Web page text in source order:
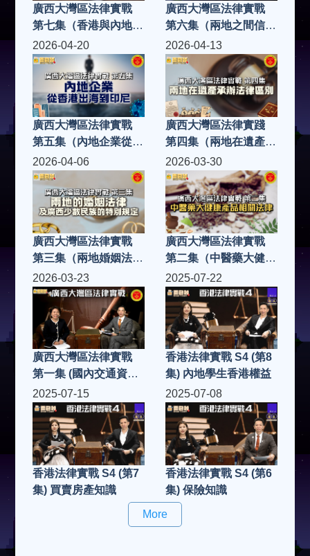
廣西大灣區法律實戰
第七集（香港與內地在
稅收制度和政策上的主
要區別）
廣西大灣區法律實戰
第六集（兩地之間信託
差異化）
2026-04-20
廣西大灣區法律實戰
第五集（內地企業從香
港出海到印尼）
2026-04-13
廣西大灣區法律實踐
第四集（兩地在遺產承
辦法律區別）
2026-04-06
廣西大灣區法律實戰
第三集（兩地婚姻法
律）
2026-03-30
廣西大灣區法律實戰
第二集（中醫藥大健康
產品法律）
2026-03-23
廣西大灣區法律實戰
第一集 (國內交通資訊
及守則）
2025-07-22
香港法律實戰 S4 (第8
集) 內地學生香港權益
2025-07-15
香港法律實戰 S4 (第7
集) 買賣房產知識
2025-07-08
香港法律實戰 S4 (第6
集) 保險知識
More